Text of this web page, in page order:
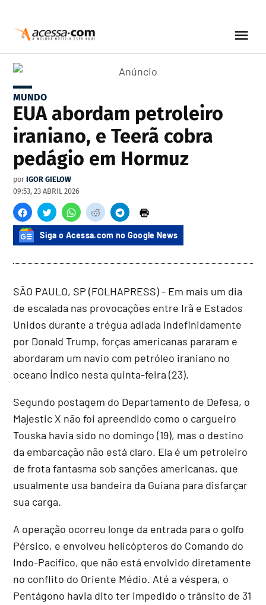
MUNDO
EUA abordam petroleiro
iraniano, e Teerã cobra
pedágio em Hormuz
por IGOR GIELOW
09:53, 23 ABRIL 2026
Siga o Acessa.com no Google News
SÃO PAULO, SP (FOLHAPRESS) - Em mais um dia
de escalada nas provocações entre Irã e Estados
Unidos durante a trégua adiada indefinidamente
por Donald Trump, forças americanas pararam e
abordaram um navio com petróleo iraniano no
oceano Índico nesta quinta-feira (23).
Segundo postagem do Departamento de Defesa, o
Majestic X não foi apreendido como o cargueiro
Touska havia sido no domingo (19), mas o destino
da embarcação não está claro. Ela é um petroleiro
de frota fantasma sob sanções americanas, que
usualmente usa bandeira da Guiana para disfarçar
sua carga.
A operação ocorreu longe da entrada para o golfo
Pérsico, e envolveu helicópteros do Comando do
Indo-Pacífico, que não está envolvido diretamente
no conflito do Oriente Médio. Até a véspera, o
Pentágono havia dito ter impedido o trânsito de 31